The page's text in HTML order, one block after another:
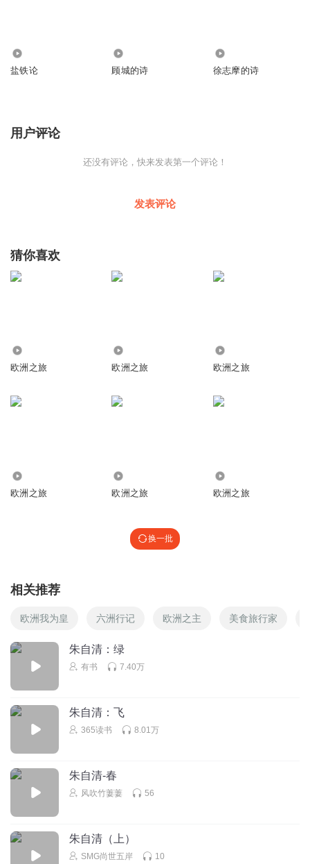
盐铁论 顾城的诗 徐志摩的诗
用户评论
还没有评论，快来发表第一个评论！
发表评论
猜你喜欢
欧洲之旅 欧洲之旅 欧洲之旅
欧洲之旅 欧洲之旅 欧洲之旅
换一批
相关推荐
欧洲我为皇 六洲行记 欧洲之主 美食旅行家
朱自清：绿
有书 7.40万
朱自清：飞
365读书 8.01万
朱自清-春
风吹竹萋萋 56
朱自清（上）
SMG尚世五岸 10